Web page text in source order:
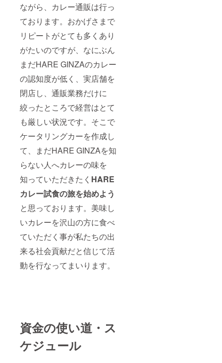
ながら、カレー通販は行っ
ております。おかげさまで
リピートがとても多くあり
がたいのですが、なにぶん
まだHARE GINZAのカレー
の認知度が低く、実店舗を
閉店し、通販業務だけに
絞ったところで経営はとて
も厳しい状況です。そこで
ケータリングカーを作成し
て、まだHARE GINZAを知
らない人へカレーの味を
知っていただきたく HARE
カレー試食の旅を始めよう
と思っております。美味し
いカレーを沢山の方に食べ
ていただく事が私たちの出
来る社会貢献だと信じて活
動を行なってまいります。
資金の使い道・ス
ケジュール